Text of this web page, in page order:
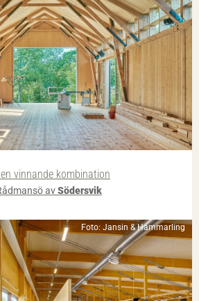
vinnande kombination
avSödersvik
Foto: Jansin & Hammarling